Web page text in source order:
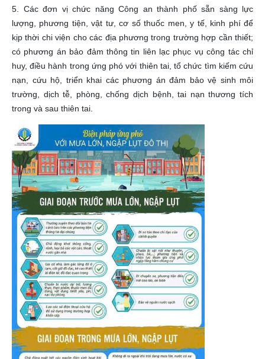
5. Các đơn vị chức năng Công an thành phố sẵn sàng lực
lượng, phương tiện, vật tư, cơ số thuốc men, y tế, kinh phí để
kịp thời chi viện cho các địa phương trong trường hợp cần thiết;
có phương án bảo đảm thông tin liên lạc phục vụ công tác chỉ
huy, điều hành trong ứng phó với thiên tai, tổ chức tìm kiếm cứu
nạn, cứu hộ, triển khai các phương án đảm bảo vệ sinh môi
trường, dịch tễ, phòng, chống dịch bệnh, tai nạn thương tích
trong và sau thiên tai.